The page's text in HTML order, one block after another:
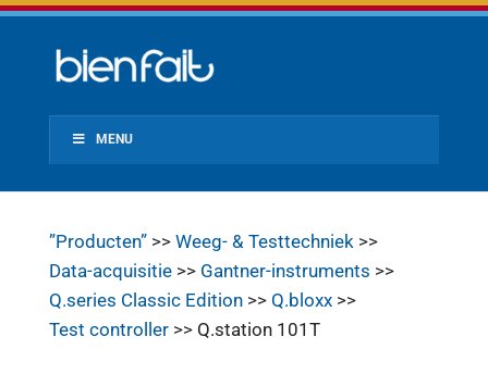
MENU
”Producten”>> Weeg- & Testtechniek>>
Data-acquisitie>> Gantner-instruments >>
Q.series Classic Edition>> Q.bloxx>>
Test controller>> Q.station 101T